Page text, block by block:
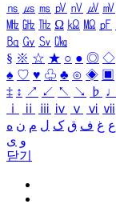
㎱ ㎲ ㎳ ㎴ ㎵ ㎶ ㎷
㎒ ㎓ ㎔ Ω ㏀ ㏁ ㎊
㏃ ㏉ ㏜ ㏆
§ ※ ☆ ★ ○ ● ◎ ◇
♠ ♡ ♥ ♧ ♣ ⊙ ◈ ▣
‡ ↕ ↗ ↙ ↖ ↘ ♭ ♩
ⅰ
ⅱ ⅲ ⅳ ⅴ ⅵ ⅶ
ع غ ف ق ک ل م ن ه
و ی
닫기